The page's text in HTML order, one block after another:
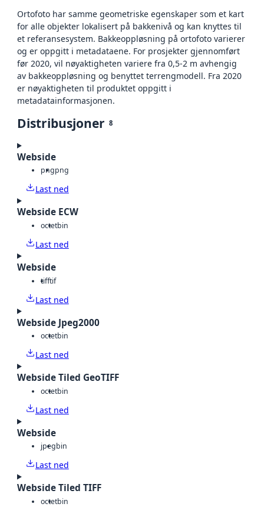
Ortofoto har samme geometriske egenskaper som et kart
for alle objekter lokalisert på bakkenivå og kan knyttes til
et referansesystem. Bakkeoppløsning på ortofoto varierer
og er oppgitt i metadataene. For prosjekter gjennomført
før 2020, vil nøyaktigheten variere fra 0,5-2 m avhengig
av bakkeoppløsning og benyttet terrengmodell. Fra 2020
er nøyaktigheten til produktet oppgitt i
metadatainformasjonen.
Distribusjoner 8
Webside
pngpng
Last ned
Webside ECW
octetbin
Last ned
Webside
tifftif
Last ned
Webside Jpeg2000
octetbin
Last ned
Webside Tiled GeoTIFF
octetbin
Last ned
Webside
jpegbin
Last ned
Webside Tiled TIFF
octetbin